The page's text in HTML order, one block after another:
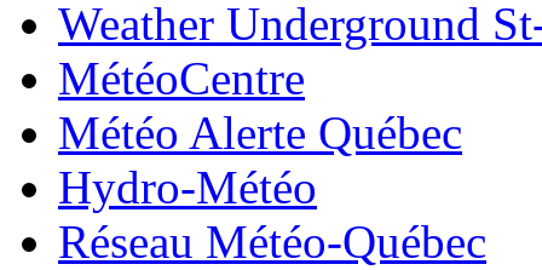
Weather Underground
MétéoCentre
Météo Alerte Québec
Hydro-Météo
Réseau Météo-Québec